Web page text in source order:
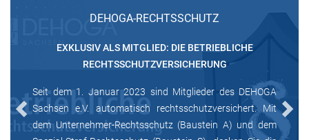
DEHOGA-RECHTSSCHUTZ
EXKLUSIV ALS MITGLIED: DIE BETRIEBLICHE
RECHTSSCHUTZVERSICHERUNG
Seit dem 1. Januar 2023 sind Mitglieder des DEHOGA
Sachsen e.V. automatisch rechtsschutzversichert. Mit
dem Unternehmer-Rechtsschutz (Baustein A) und dem
Previous Next